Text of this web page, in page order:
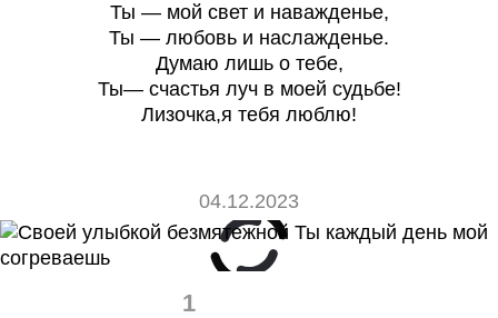
Ты — мой свет и наважденье,
Ты — любовь и наслажденье.
Думаю лишь о тебе,
Ты— счастья луч в моей судьбе!
Лизочка,я тебя люблю!
04.12.2023
1